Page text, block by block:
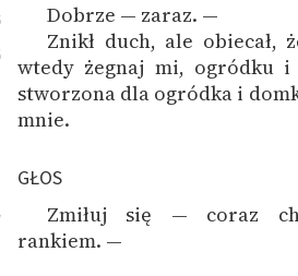
Dobrze — zaraz. —
Znikł duch, ale obiecał,
wtedy żegnaj mi, ogródku
stworzona dla ogródka i
mnie.
GŁOS
Zmiłuj się — coraz
rankiem. —